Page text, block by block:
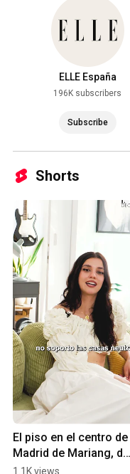
ELLE España
196K subscribers
Subscribe
Shorts
El piso en el centro de
Madrid de Mariang, de
La Pija y la Quinqui |
1.1K views